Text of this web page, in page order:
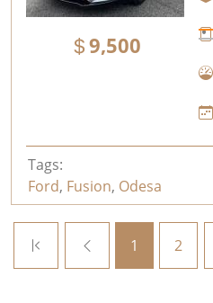
9,500
Tags:
Ford, Fusion, Odesa
1 2